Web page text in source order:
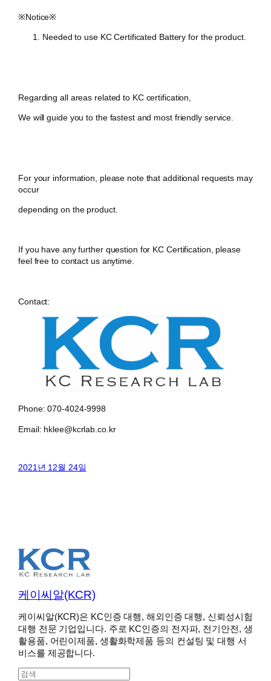
​※Notice※
Needed to use KC Certificated Battery for the product.
Regarding all areas related to KC certification,
We will guide you to the fastest and most friendly service.
For your information, please note that additional requests may
occur
depending on the product.
If you have any further question for KC Certification, please
feel free to contact us anytime.
Contact:
Phone: 070-4024-9998
Email: hklee@kcrlab.co.kr
2021년 12월 24일
케이씨알(KCR)
케이씨알(KCR)은 KC인증 대행, 해외인증 대행, 신뢰성시험
대행 전문 기업입니다. 주로 KC인증의 전자파, 전기안전, 생
활용품, 어린이제품, 생활화학제품 등의 컨설팅 및 대행 서
비스를 제공합니다.
S